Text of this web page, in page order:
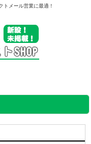
トメール営業に最適！